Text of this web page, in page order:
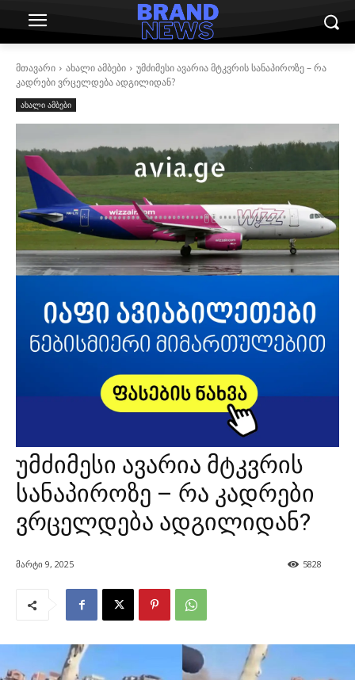
მთავარი ახალი ამბები
უმძიმესი ავარია მტკვრის სანაპიროზე – რა
კადრები ვრცელდება ადგილიდან?
ახალი ამბები
უმძიმესი ავარია მტკვრის
სანაპიროზე – რა კადრები
ვრცელდება ადგილიდან?
მარტი 9, 2025 5828